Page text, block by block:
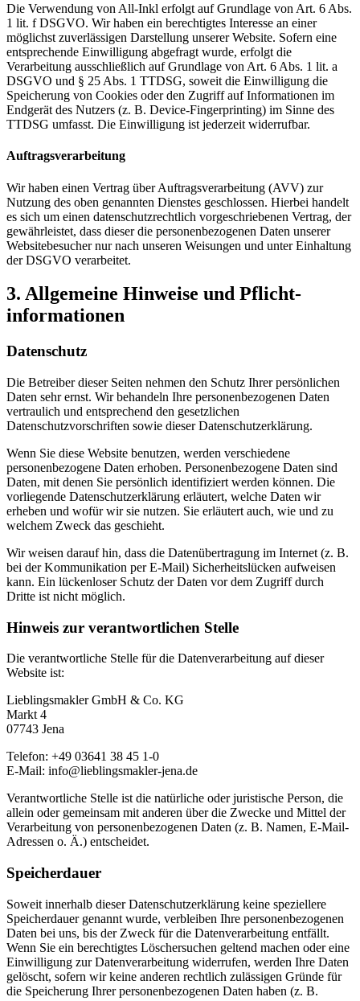
Die Verwendung von All-Inkl erfolgt auf Grundlage von Art. 6 Abs.
1 lit. f DSGVO. Wir haben ein berechtigtes Interesse an einer
möglichst zuverlässigen Darstellung unserer Website. Sofern eine
entsprechende Einwilligung abgefragt wurde, erfolgt die
Verarbeitung ausschließlich auf Grundlage von Art. 6 Abs. 1 lit. a
DSGVO und § 25 Abs. 1 TTDSG, soweit die Einwilligung die
Speicherung von Cookies oder den Zugriff auf Informationen im
Endgerät des Nutzers (z. B. Device-Fingerprinting) im Sinne des
TTDSG umfasst. Die Einwilligung ist jederzeit widerrufbar.
Auftragsverarbeitung
Wir haben einen Vertrag über Auftragsverarbeitung (AVV) zur
Nutzung des oben genannten Dienstes geschlossen. Hierbei handelt
es sich um einen datenschutzrechtlich vorgeschriebenen Vertrag, der
gewährleistet, dass dieser die personenbezogenen Daten unserer
Websitebesucher nur nach unseren Weisungen und unter Einhaltung
der DSGVO verarbeitet.
3. Allgemeine Hinweise und Pflicht­
informationen
Datenschutz
Die Betreiber dieser Seiten nehmen den Schutz Ihrer persönlichen
Daten sehr ernst. Wir behandeln Ihre personenbezogenen Daten
vertraulich und entsprechend den gesetzlichen
Datenschutzvorschriften sowie dieser Datenschutzerklärung.
Wenn Sie diese Website benutzen, werden verschiedene
personenbezogene Daten erhoben. Personenbezogene Daten sind
Daten, mit denen Sie persönlich identifiziert werden können. Die
vorliegende Datenschutzerklärung erläutert, welche Daten wir
erheben und wofür wir sie nutzen. Sie erläutert auch, wie und zu
welchem Zweck das geschieht.
Wir weisen darauf hin, dass die Datenübertragung im Internet (z. B.
bei der Kommunikation per E-Mail) Sicherheitslücken aufweisen
kann. Ein lückenloser Schutz der Daten vor dem Zugriff durch
Dritte ist nicht möglich.
Hinweis zur verantwortlichen Stelle
Die verantwortliche Stelle für die Datenverarbeitung auf dieser
Website ist:
Lieblingsmakler GmbH & Co. KG
Markt 4
07743 Jena
Telefon: +49 03641 38 45 1-0
E-Mail: info@lieblingsmakler-jena.de
Verantwortliche Stelle ist die natürliche oder juristische Person, die
allein oder gemeinsam mit anderen über die Zwecke und Mittel der
Verarbeitung von personenbezogenen Daten (z. B. Namen, E-Mail-
Adressen o. Ä.) entscheidet.
Speicherdauer
Soweit innerhalb dieser Datenschutzerklärung keine speziellere
Speicherdauer genannt wurde, verbleiben Ihre personenbezogenen
Daten bei uns, bis der Zweck für die Datenverarbeitung entfällt.
Wenn Sie ein berechtigtes Löschersuchen geltend machen oder eine
Einwilligung zur Datenverarbeitung widerrufen, werden Ihre Daten
gelöscht, sofern wir keine anderen rechtlich zulässigen Gründe für
die Speicherung Ihrer personenbezogenen Daten haben (z. B.